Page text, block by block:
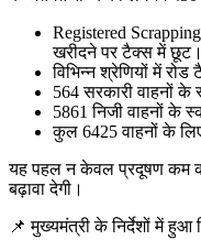
Registered
खरीदने पर टैक्स में छूट।
विभिन्न श्रेणियों में
564 सरकारी वाहनों
5861 निजी वाहनों के
कुल 6425 वाहनों के
यह पहल न केवल प्रदूषण कम
बढ़ावा देगी।
📌 मुख्यमंत्री के निर्देशों में हुआ